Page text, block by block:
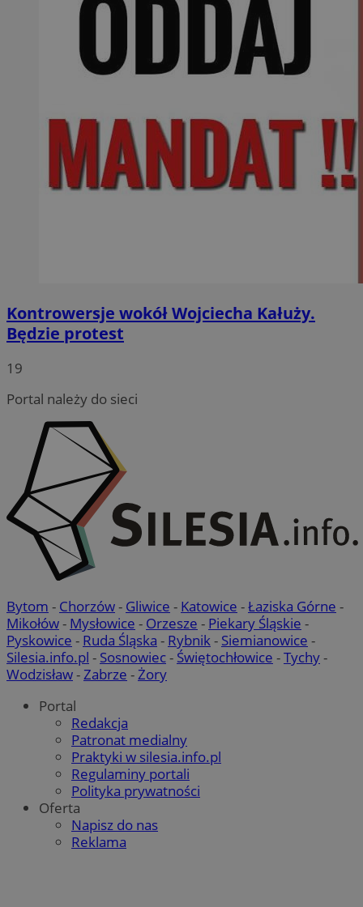
Kontrowersje wokół Wojciecha Kałuży.
Będzie protest
19
Portal należy do sieci
Bytom - Chorzów- Gliwice - Katowice -Łaziska Górne -
Mikołów- Mysłowice - Orzesze - Piekary Śląskie -
Pyskowice - Ruda Śląska - Rybnik- Siemianowice -
Silesia.info.pl - Sosnowiec- Świętochłowice -Tychy-
Wodzisław-Zabrze -Żory
Portal
Redakcja
Patronat medialny
Praktyki w silesia.info.pl
Regulaminy portali
Polityka prywatności
Oferta
Napisz do nas
Reklama